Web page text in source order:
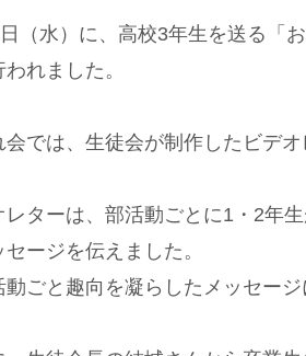
（水）に、高校3年生を送る「
れました。
会では、生徒会が制作したビデ
レターは、部活動ごとに1・2年
ージを伝えました。
動ごと趣向を凝らしたメッセー